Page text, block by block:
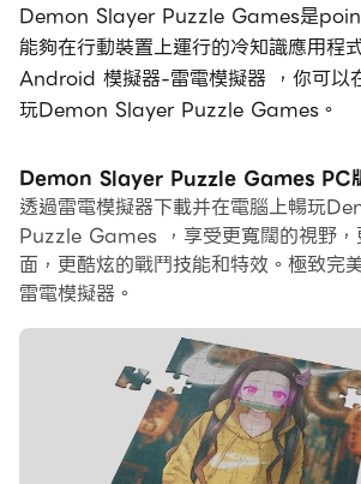
Demon Slayer Puzzle Games是
能夠在行動裝置上運行的冷知識應用程
Android 模擬器-雷電模擬器 ，你可以
玩Demon Slayer Puzzle Games。
在電腦上運行Demon Slayer Puzzle
大螢幕上清晰地瀏覽, 而用滑鼠和鍵盤操
摸屏鍵盤要快得多，同時你將永遠不必
題。
通過多開和同步功能，你甚至可以在PC
式和帳戶。
而文件互傳功能讓分享圖像、影片和文
下載Demon Slayer Puzzle Games並
受PC端的大螢幕和高畫質畫質吧!
Demon Slayer Puzzle Games PC
透過雷電模擬器下載并在電腦上暢玩
Puzzle Games ，享受更寬闊的視野，
面，更酷炫的戰鬥技能和特效。極致完
雷電模擬器。